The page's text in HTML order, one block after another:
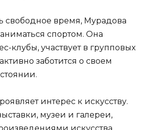
свободное время, Мурадова
спортом. Она
клубы, участвует в групповых
заботится о своем
интерес к искусству.
музеи и галереи,